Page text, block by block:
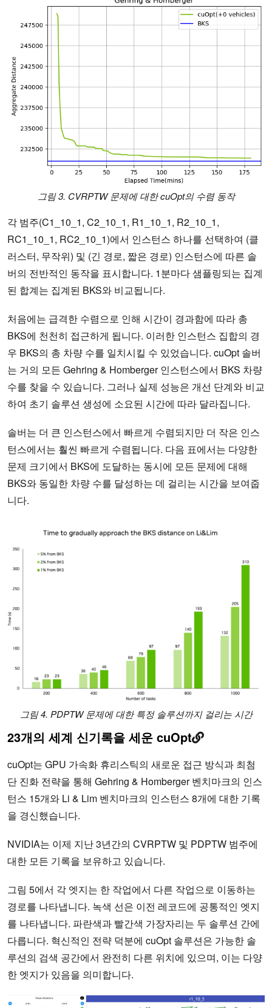
그림 3. CVRPTW 문제에 대한 cuOpt의 수렴 동작
각 범주(C1_10_1, C2_10_1, R1_10_1, R2_10_1,
RC1_10_1, RC2_10_1)에서 인스턴스 하나를 선택하여 (클
러스터, 무작위) 및 (긴 경로, 짧은 경로) 인스턴스에 따른 솔
버의 전반적인 동작을 표시합니다. 1분마다 샘플링되는 집계
된 합계는 집계된 BKS와 비교됩니다.
처음에는 급격한 수렴으로 인해 시간이 경과함에 따라 총
BKS에 천천히 접근하게 됩니다. 이러한 인스턴스 집합의 경
우 BKS의 총 차량 수를 일치시킬 수 있었습니다. cuOpt 솔버
는 거의 모든 Gehring & Homberger 인스턴스에서 BKS 차량
수를 찾을 수 있습니다. 그러나 실제 성능은 개선 단계와 비교
하여 초기 솔루션 생성에 소요된 시간에 따라 달라집니다.
솔버는 더 큰 인스턴스에서 빠르게 수렴되지만 더 작은 인스
턴스에서는 훨씬 빠르게 수렴됩니다. 다음 표에서는 다양한
문제 크기에서 BKS에 도달하는 동시에 모든 문제에 대해
BKS와 동일한 차량 수를 달성하는 데 걸리는 시간을 보여줍
니다.
그림 4. PDPTW 문제에 대한 특정 솔루션까지 걸리는 시간
23개의 세계 신기록을 세운 cuOpt
cuOpt는 GPU 가속화 휴리스틱의 새로운 접근 방식과 최첨
단 진화 전략을 통해 Gehring & Homberger 벤치마크의 인스
턴스 15개와 Li & Lim 벤치마크의 인스턴스 8개에 대한 기록
을 경신했습니다.
NVIDIA는 이제 지난 3년간의 CVRPTW 및 PDPTW 범주에
대한 모든 기록을 보유하고 있습니다.
그림 5에서 각 엣지는 한 작업에서 다른 작업으로 이동하는
경로를 나타냅니다. 녹색 선은 이전 레코드에 공통적인 엣지
를 나타냅니다. 파란색과 빨간색 가장자리는 두 솔루션 간에
다릅니다. 혁신적인 전략 덕분에 cuOpt 솔루션은 가능한 솔
루션의 검색 공간에서 완전히 다른 위치에 있으며, 이는 다양
한 엣지가 있음을 의미합니다.